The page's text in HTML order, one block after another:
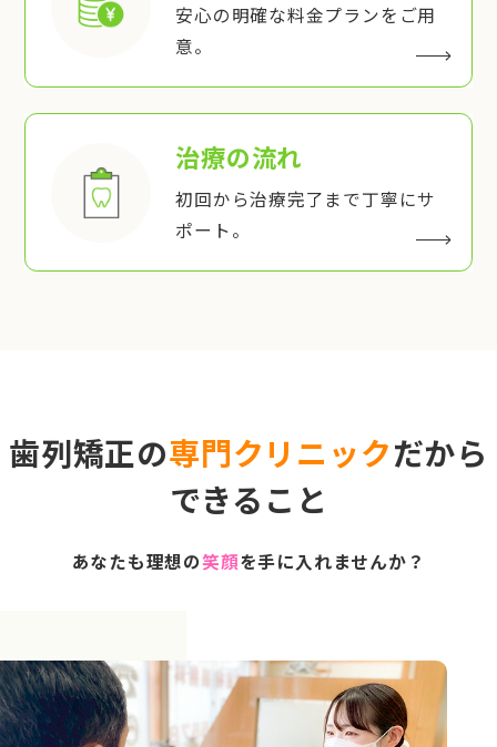
安心の明確な料金プランをご用
意。
治療の流れ
初回から治療完了まで丁寧にサ
ポート。
歯列矯正の専門クリニックだから
できること
あなたも理想の笑顔を手に入れませんか？